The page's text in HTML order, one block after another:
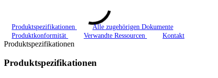
Produktspezifikationen
Alle zugehörigen Dokumente
Produktkonformität
Verwandte Ressourcen Kontakt
Produktspezifikationen
Produktspezifikationen